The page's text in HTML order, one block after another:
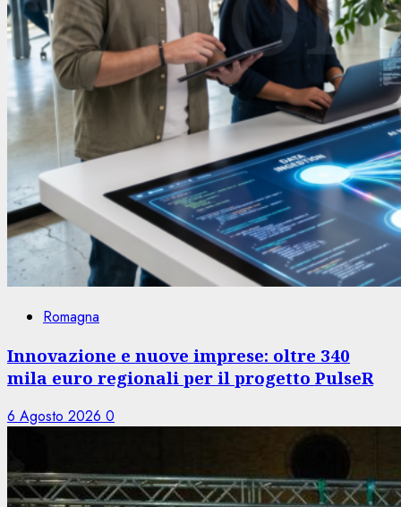
Romagna
Innovazione e nuove imprese: oltre 340
mila euro regionali per il progetto PulseR
6 Agosto 2026 0